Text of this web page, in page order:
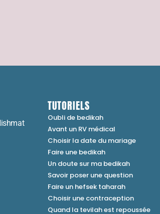
TUTORIELS
Oubli de bedikah
Avant un RV médical
Choisir la date du mariage
Faire une bedikah
Un doute sur ma bedikah
Savoir poser une question
Faire un hefsek taharah
Choisir une contraception
Quand la tevilah est repoussée